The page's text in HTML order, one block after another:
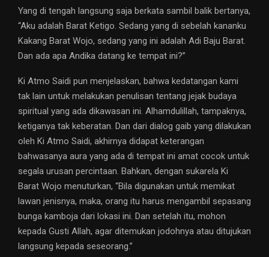
Yang di tengah langsung saja berkata sambil balik bertanya,
“Aku adalah Barat Ketigo. Sedang yang di sebelah kananku
Kakang Barat Wojo, sedang yang ini adalah Adi Baju Barat.
Dan ada apa Andika datang ke tempat ini?”
Ki Atmo Saidi pun menjelaskan, bahwa kedatangan kami
tak lain untuk melakukan penulisan tentang jejak budaya
spiritual yang ada dikawasan ini. Alhamdulillah, tampaknya,
ketiganya tak keberatan. Dan dari dialog gaib yang dilakukan
oleh Ki Atmo Saidi, akhirnya didapat keterangan
bahwasanya aura yang ada di tempat ini amat cocok untuk
segala urusan percintaan. Bahkan, dengan sukarela Ki
Barat Wojo menuturkan, “Bila digunakan untuk memikat
lawan jenisnya, maka, orang itu harus mengambil sepasang
bunga kamboja dari lokasi ini. Dan setelah itu, mohon
kepada Gusti Allah, agar ditemukan jodohnya atau ditujukan
langsung kepada seseorang.”